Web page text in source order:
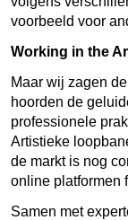
voorbeeld voor
Working in the
Maar wij zagen
hoorden de
professionele
Artistieke
de markt is nog
online platformen
Samen met